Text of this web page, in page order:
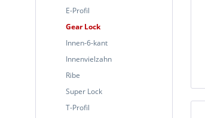
E-Profil
Gear Lock
Innen-6-kant
Innenvielzahn
Ribe
Super Lock
T-Profil